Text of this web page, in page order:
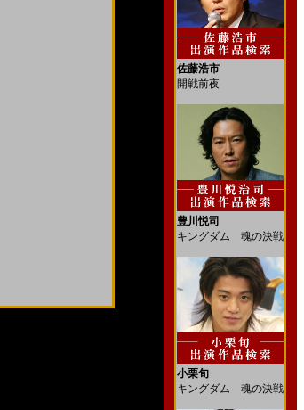
佐藤浩市
開戦前夜
豊川悦司
キングダム 魂の決戦
小栗旬
キングダム 魂の決戦